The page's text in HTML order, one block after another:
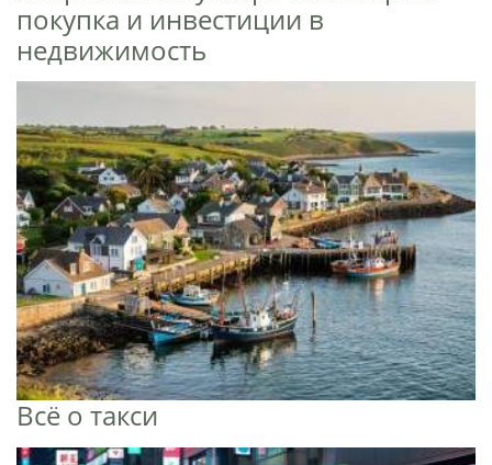
покупка и инвестиции в
недвижимость
Всё о такси